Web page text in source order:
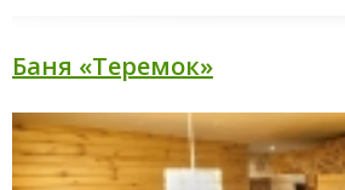
Баня «Теремок»